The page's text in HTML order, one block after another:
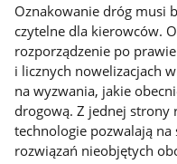
Oznakowanie dróg musi
czytelne dla kierowców.
rozporządzenie po
i licznych nowelizacjach
na wyzwania, jakie
drogową. Z jednej strony
technologie pozwalają
rozwiązań nieobjętych